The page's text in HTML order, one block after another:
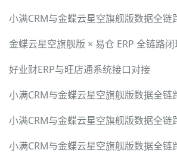
小满CRM与金蝶云星空旗舰版数据全链
金蝶云星空旗舰版 × 易仓 ERP 全链路
好业财ERP与旺店通系统接口对接
小满CRM与金蝶云星空旗舰版数据全链
小满CRM与金蝶云星空旗舰版数据全链
小满CRM与金蝶云星空旗舰版数据全链